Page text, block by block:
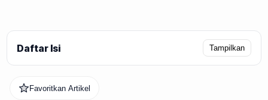
Daftar Isi Tampilkan
Favoritkan Artikel